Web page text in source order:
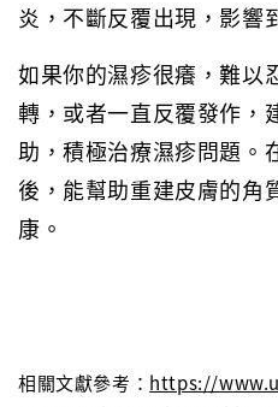
炎，不斷反覆出現，影響
如果你的濕疹很癢，難以
轉，或者一直反覆發作，
助，積極治療濕疹問題。
後，能幫助重建皮膚的角
康。
相關文獻參考： https://